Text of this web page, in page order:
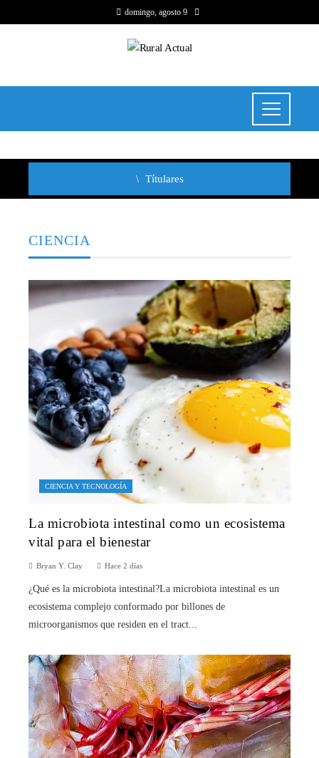
domingo, agosto 9
Títulares
CIENCIA
CIENCIA Y TECNOLOGÍA
La microbiota intestinal como un ecosistema
vital para el bienestar
Bryan Y. Clay Hace 2 días
¿Qué es la microbiota intestinal?La microbiota intestinal es un
ecosistema complejo conformado por billones de
microorganismos que residen en el tract...